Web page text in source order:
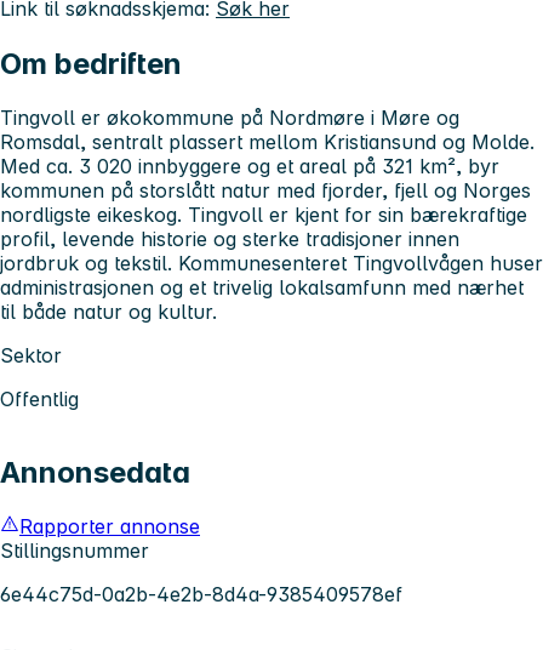
Link til søknadsskjema: Søk her
Om bedriften
Tingvoll er økokommune på Nordmøre i Møre og
Romsdal, sentralt plassert mellom Kristiansund og Molde.
Med ca. 3 020 innbyggere og et areal på 321 km², byr
kommunen på storslått natur med fjorder, fjell og Norges
nordligste eikeskog. Tingvoll er kjent for sin bærekraftige
profil, levende historie og sterke tradisjoner innen
jordbruk og tekstil. Kommunesenteret Tingvollvågen huser
administrasjonen og et trivelig lokalsamfunn med nærhet
til både natur og kultur.
Sektor
Offentlig
Annonsedata
Rapporter annonse
Stillingsnummer
6e44c75d-0a2b-4e2b-8d4a-9385409578ef